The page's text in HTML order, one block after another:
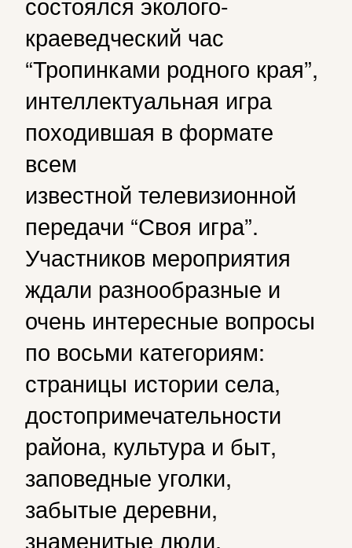
краеведческий час
“Тропинками родного края”,
интеллектуальная игра
походившая в формате
всем
известной телевизионной
передачи “Своя игра”.
Участников мероприятия
ждали разнообразные и
очень интересные вопросы
по восьми категориям:
страницы истории села,
достопримечательности
района, культура и быт,
заповедные уголки,
забытые деревни,
знаменитые люди,